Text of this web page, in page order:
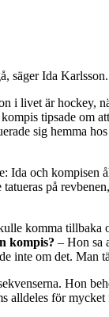
säger Ida Karlsson.
livet är hockey,
tipsade om
sig hemma
Ida och
på
komma
kompis? – Hon sa
inte om det. Man
Hon
alldeles för mycket